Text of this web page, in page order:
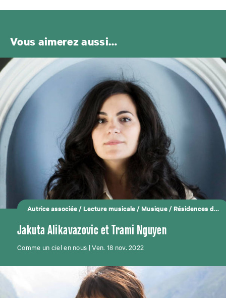
Vous aimerez aussi…
Autrice associée/ Lecture musicale/ Musique/ Résidences d'auteurs
Jakuta Alikavazovic et Trami Nguyen
Comme un ciel en nous | Ven. 18 nov. 2022